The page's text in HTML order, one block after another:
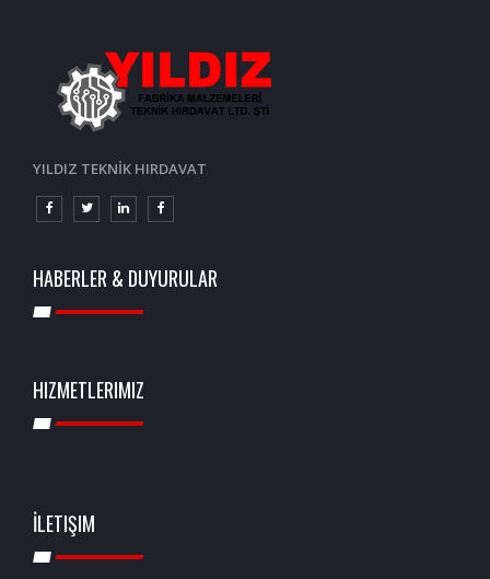
YILDIZ TEKNİK HIRDAVAT
HABERLER & DUYURULAR
HIZMETLERIMIZ
İLETIŞIM